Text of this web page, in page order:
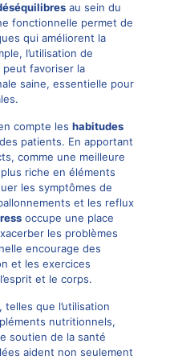
au sein du
fonctionnelle permet de
qui améliorent la
l’utilisation de
favoriser la
saine, essentielle pour
compte les habitudes
patients. En apportant
comme une meilleure
riche en éléments
les symptômes de
et les reflux
occupe une place
les problèmes
encourage des
et les exercices
et le corps.
telles que l’utilisation
nutritionnels,
soutien de la santé
aident non seulement